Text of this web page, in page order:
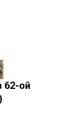
62-ой